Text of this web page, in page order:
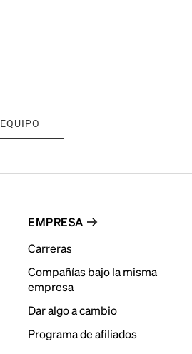
EMPRESA
Carreras
Compañías bajo la misma
empresa
Dar algo a cambio
Programa de afiliados